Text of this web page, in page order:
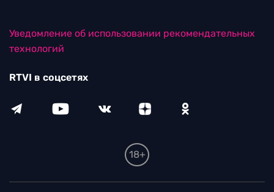
Уведомление об использовании рекомендательных
технологий
RTVI в соцсетях
18+